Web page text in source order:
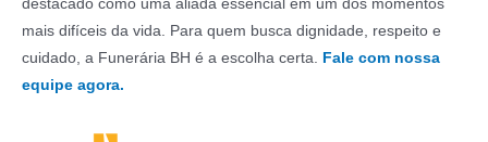
destacado como uma aliada essencial em um dos momentos
mais difíceis da vida. Para quem busca dignidade, respeito e
cuidado, a Funerária BH é a escolha certa. Fale com nossa
equipe agora.